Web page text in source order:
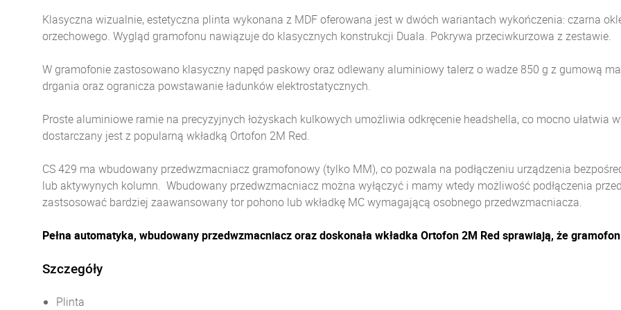
Klasyczna wizualnie, estetyczna plinta wykonana z MDF oferowana jest w dwóch wariantach wykończenia: czarna
orzechowego. Wygląd gramofonu nawiązuje do klasycznych konstrukcji Duala. Pokrywa przeciwkurzowa z zestawie.
W gramofonie zastosowano klasyczny napęd paskowy oraz odlewany aluminiowy talerz o wadze 850 g z gumową
drgania oraz ogranicza powstawanie ładunków elektrostatycznych.
Proste aluminiowe ramie na precyzyjnych łożyskach kulkowych umożliwia odkręcenie headshella, co mocno ułatwia
dostarczany jest z popularną wkładką Ortofon 2M Red.
CS 429 ma wbudowany przedwzmacniacz gramofonowy (tylko MM), co pozwala na podłączeniu urządzenia
lub aktywynych kolumn. Wbudowany przedwzmacniacz można wyłączyć i mamy wtedy możliwość podłączenia
zastsosować bardziej zaawansowany tor pohono lub wkładkę MC wymagającą osobnego przedwzmacniacza.
Pełna automatyka, wbudowany przedwzmacniacz oraz doskonała wkładka Ortofon 2M Red sprawiają, że
Szczegóły
Plinta